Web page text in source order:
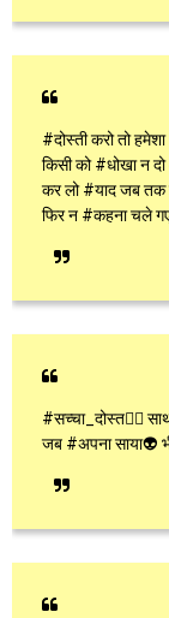
#दोस्ती करो तो
किसी को #धोखा न
कर लो #याद जब तक
फिर न #कहना चले
#सच्चा_दोस्त🙎‍♂️
जब #अपना साया👽